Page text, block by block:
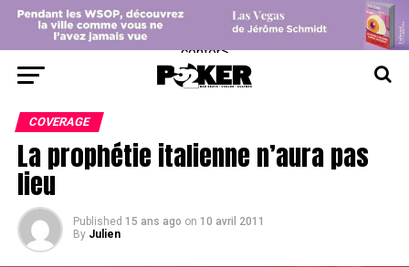
center>
COVERAGE
La prophétie italienne n’aura pas
lieu
Published 15 ans ago on 10 avril 2011
By Julien